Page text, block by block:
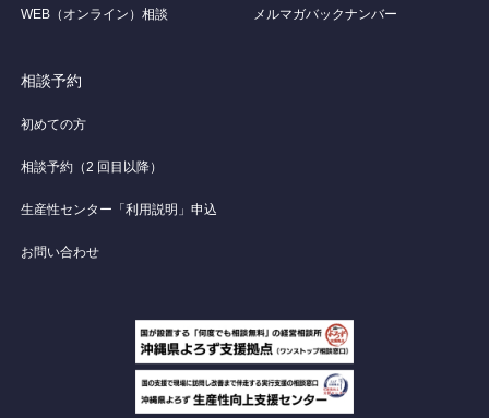
WEB（オンライン）相談 メルマガバックナンバー
相談予約
初めての方
相談予約（2 回目以降）
生産性センター「利用説明」申込
お問い合わせ